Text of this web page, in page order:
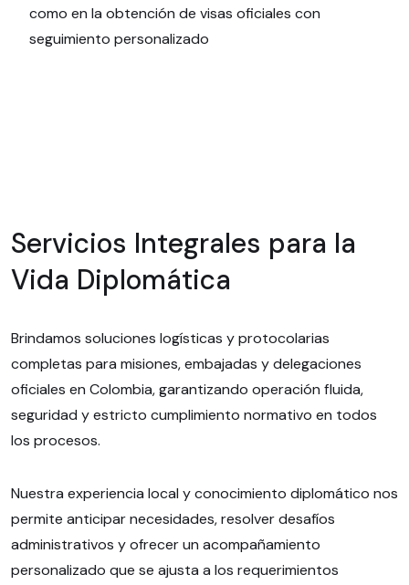
como en la obtención de visas oficiales con
seguimiento personalizado
Servicios Integrales para la
Vida Diplomática
Brindamos soluciones logísticas y protocolarias
completas para misiones, embajadas y delegaciones
oficiales en Colombia, garantizando operación fluida,
seguridad y estricto cumplimiento normativo en todos
los procesos.
Nuestra experiencia local y conocimiento diplomático nos
permite anticipar necesidades, resolver desafíos
administrativos y ofrecer un acompañamiento
personalizado que se ajusta a los requerimientos